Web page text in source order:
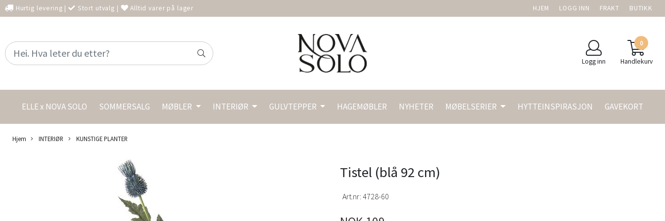
Hurtig levering | Stort utvalg | Alltid varer på lager HJEM LOGG INN FRAKT BUTIKK
Logg inn
0
Handlekurv
ELLE x NOVA SOLO SOMMERSALG MØBLER INTERIØR GULVTEPPER HAGEMØBLER NYHETER MØBELSERIER HYTTEINSPIRASJON GAVEKORT
Hjem INTERIØR KUNSTIGE PLANTER
Tistel (blå 92 cm)
Art.nr: 4728-60